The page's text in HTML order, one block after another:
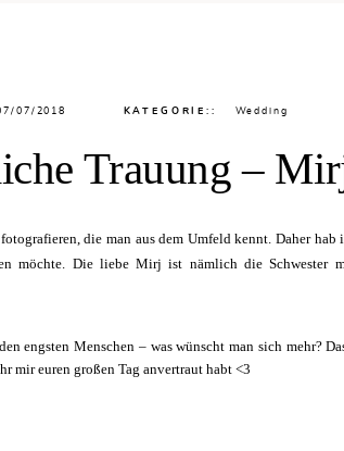
07/2018 KATEGORIE:: Wedding
Trauung –
die man aus dem Umfeld kennt. Daher
möchte. Die liebe Mirj ist nämlich die Schwester
engsten Menschen – was wünscht man sich mehr?
mir euren großen Tag anvertraut habt <3